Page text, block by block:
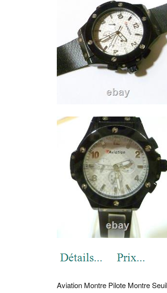
Aviation Montre Pilote Montre